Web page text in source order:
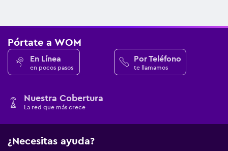
Pórtate a WOM
En Línea
en pocos pasos
Por Teléfono
te llamamos
Nuestra Cobertura
La red que más crece
¿Necesitas ayuda?